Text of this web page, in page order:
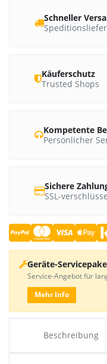
Beschreibung
Schneller
Käuferschutz
Trusted Shops
Kompetente
Persönlicher
Sichere
SSL-
Geräte-
Service-Angebot für
Mehr Info